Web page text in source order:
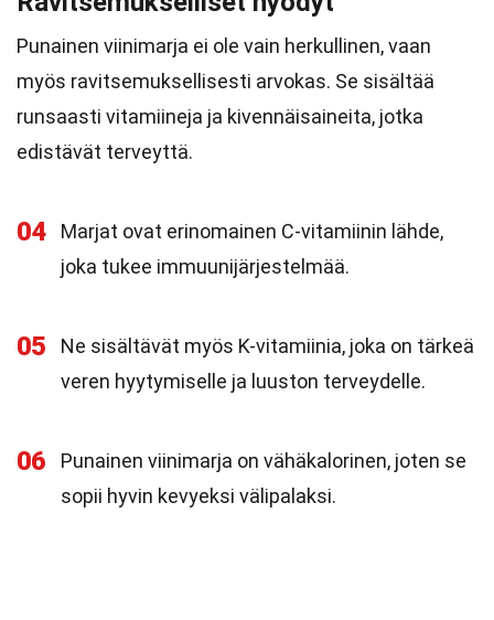
Punainen viinimarja ei ole vain herkullinen, vaan
myös ravitsemuksellisesti arvokas. Se sisältää
runsaasti vitamiineja ja kivennäisaineita, jotka
edistävät terveyttä.
04
Marjat ovat erinomainen C-vitamiinin lähde,
joka tukee immuunijärjestelmää.
05
Ne sisältävät myös K-vitamiinia, joka on tärkeä
veren hyytymiselle ja luuston terveydelle.
06
Punainen viinimarja on vähäkalorinen, joten se
sopii hyvin kevyeksi välipalaksi.